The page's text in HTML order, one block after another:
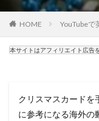
HOME YouTubeで
本サイトはアフィリエイト広告
クリスマスカードを
に参考になる海外の